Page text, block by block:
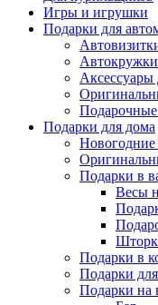
Игры и игрушки
Подарки для
Подарки для дома
Подарки в
Весы
Подарки в
Подарки
Подарки на